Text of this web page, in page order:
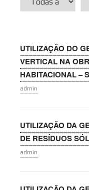
UTILIZAÇÃO DO
VERTICAL NA
HABITACIONAL –
admin
UTILIZAÇÃO DA
DE RESÍDUOS
admin